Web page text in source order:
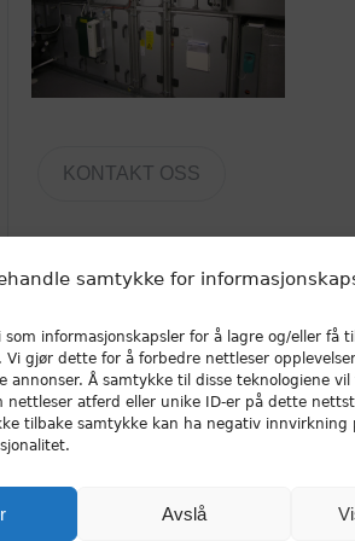
samtykke for
informasjonskapsler for å lagre og/eller få
Vi gjør dette for å forbedre nettleser
annonser. Å samtykke til disse teknologiene vil
nettleser atferd eller unike ID-er på dette
tilbake samtykke kan ha negativ innvirkning
Avslå
KONTAKT OSS